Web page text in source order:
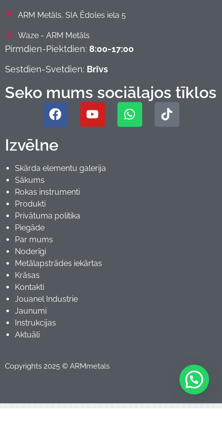
ARM Metāls, SIA Ēdoles iela 5
Waze - ARM Metāls
Pirmdien-Piektdien: 8:00-17:00
Sestdien-Svetdien: Brīvs
Seko mums sociālajos tīklos
Izvēlne
Skārda elementu galerija
Sākums
Rokas instrumenti
Produkti
Privātuma politika
Piegāde
Par mums
Noderīgi
Metālapstrādes iekārtas
Krāsas
Kontakti
Jouanel Industrie
Jaunumi
Instrukcijas
Aktuāli
Copyrights 2025 © ARMmetals
Mēs izmantojam sīkfailus, lai nodrošinātu Jūsu datu
Sapratu